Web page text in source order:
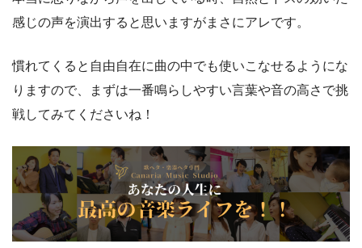
感じの声を演出すると思いますがまさにアレです。
慣れてくると自由自在に曲の中でも使いこなせるようにな
りますので、まずは一番鳴らしやすい言葉や音の高さで挑
戦してみてくださいね！